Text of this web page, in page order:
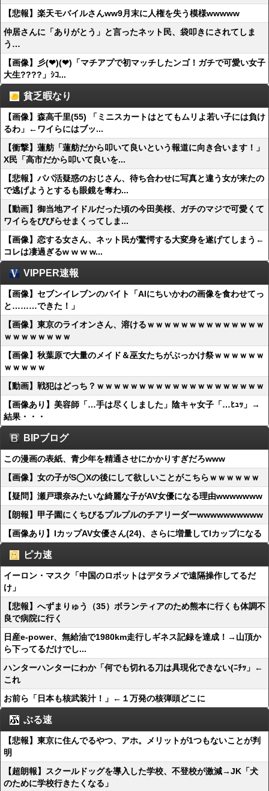
【悲報】楽天モバイルさんww9月末に人権を失う模様wwwww
仲居さんに「ありがとう」と言ったネット民、袋叩きにされてしま
う…
【画像】彡(❤︎)(❤︎)「マチアプで初マッチしたンゴ！ガチで可愛い女子
大生????」ｼｺ...
貧乏暇なり
【画像】森高千里(55) 「ミニスカートはとてもムリよ若い子には負け
るわ」←ワイらにはブッ...
【衝撃】蓮舫「蓮舫だから叩いて良いという報道に向き合います！」
X民「高市だから叩いて良いを...
【悲報】パパ活疑惑のおじさん、待ち合わせに写真と違う女が来たの
で逃げようとするも眼鏡を奪わ...
【動画】御当地アイドルだった頃の今田美桜、ガチのマジで可愛くて
ワイらをびびらせまくってしま...
【画像】恋する女さん、ネット民が驚愕する大変身を遂げてしまう←
コレは凄過ぎるw w w w...
VIPPER速報
【画像】セブンイレブンのバイト「AIにちいかわの画像を食わせてっ
と………できた！」
【画像】東京のライオンさん、溶けるｗｗｗｗｗｗｗｗｗｗｗｗｗｗ
ｗｗｗｗｗｗｗｗ
【画像】秋葉原で大量のメイド＆巫女たちがぶっかけ祭ｗｗｗｗｗｗ
ｗｗｗｗｗ
【動画】戦犯はどっち？ｗｗｗｗｗｗｗｗｗｗｗｗｗｗｗｗｗｗｗｗ
【画像あり】美容師「…手は尽くしました」陰キャ女子「…ﾋｭｯ」→
結果・・・
BIPブログ
この漫画の表紙、青少年を精通させにかかりすぎだろwww
【画像】女の子がS◯Xの後にして欲しいことがこちらｗｗｗｗｗｗ
【疑問】瀬戸環奈みたいな綺麗な子がAV女優になる理由wwwwwww
【朗報】甲子園にくちびるプルプルのチアリーダーwwwwwwwwww
【画像あり】IカップAV女優さん(24)、さらに増量してIカップになる
ピカ速
イーロン・マスク「中国のロボットはデタラメで遠隔操作してるだ
け」
【悲報】へずまりゅう（35）ボランティアのため熊本に行くも体調不
良で病院に行く
日産e-power、無給油で1980km走行しギネス記録を達成！→山頂か
ら下ってるだけでし...
ハンターハンターにわか「何でも切れる刀は具現化できない(ﾆﾁｯ」←
これ
お前ら「日本も核武装汁！」←１万発の核弾頭どこに
ぶる速
【悲報】東京に住んでるやつ、アホ。メリットが1つもないことが判
明
【超朗報】スクールドッグを導入した学校、不登校が激減→JK「犬
のために学校行きたくなる」